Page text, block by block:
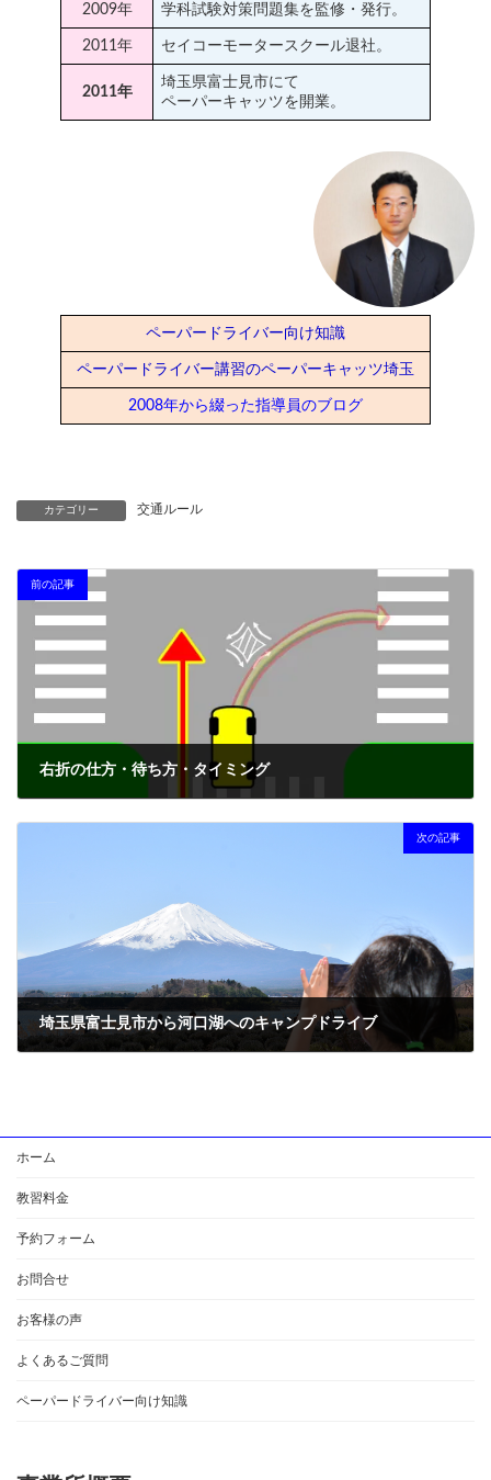
2009年
学科試験対策問題集を監修・発行。
2011年 セイコーモータースクール退社。
2011年
埼玉県富士見市にて
ペーパーキャッツを開業。
ペーパードライバー向け知識
ペーパードライバー講習のペーパーキャッツ埼玉
2008年から綴った指導員のブログ
カテゴリー 交通ルール
前の記事
右折の仕方・待ち方・タイミング
次の記事
埼玉県富士見市から河口湖へのキャンプドライブ
ホーム
教習料金
予約フォーム
お問合せ
お客様の声
よくあるご質問
ペーパードライバー向け知識